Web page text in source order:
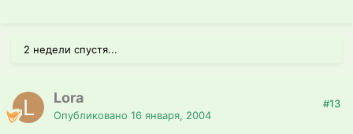
2 недели спустя...
Lora
Опубликовано 16 января, 2004
#13